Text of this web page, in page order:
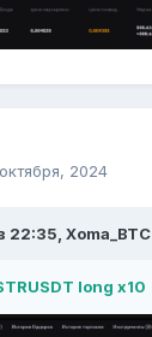
2024
22:35, Xoma_BTC
long x10